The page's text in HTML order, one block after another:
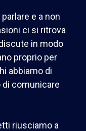
e a non
ci si ritrova
in modo
proprio per
abbiamo di
comunicare
riusciamo a